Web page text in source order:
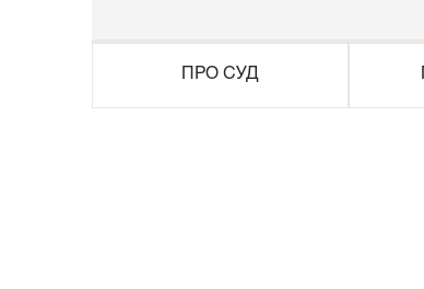
ПРО СУД